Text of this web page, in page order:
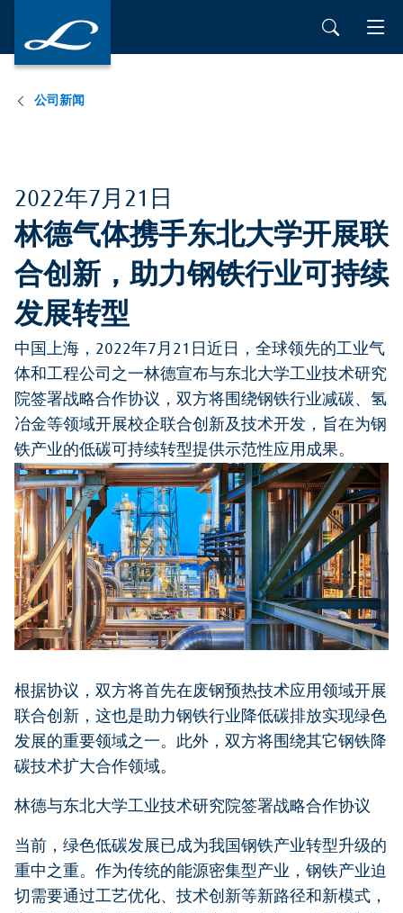
公司新闻
2022年7月21日
林德气体携手东北大学开展联
合创新，助力钢铁行业可持续
发展转型
中国上海，2022年7月21日近日，全球领先的工业气
体和工程公司之一林德宣布与东北大学工业技术研究
院签署战略合作协议，双方将围绕钢铁行业减碳、氢
冶金等领域开展校企联合创新及技术开发，旨在为钢
铁产业的低碳可持续转型提供示范性应用成果。
根据协议，双方将首先在废钢预热技术应用领域开展
联合创新，这也是助力钢铁行业降低碳排放实现绿色
发展的重要领域之一。此外，双方将围绕其它钢铁降
碳技术扩大合作领域。
林德与东北大学工业技术研究院签署战略合作协议
当前，绿色低碳发展已成为我国钢铁产业转型升级的
重中之重。作为传统的能源密集型产业，钢铁产业迫
切需要通过工艺优化、技术创新等新路径和新模式，